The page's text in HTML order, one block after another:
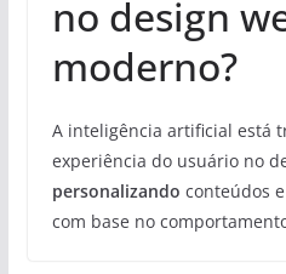
no design
moderno?
A inteligência artificial está
experiência do usuário no
personalizando conteúdos e
com base no